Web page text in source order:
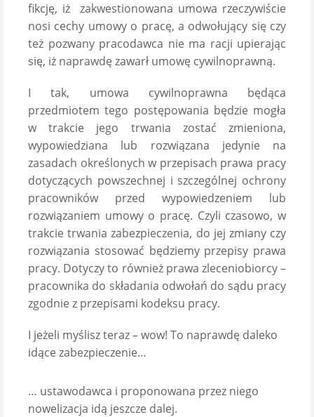
fikcję, iż zakwestionowana umowa rzeczywiście
nosi cechy umowy o pracę, a odwołujący się czy
też pozwany pracodawca nie ma racji upierając
się, iż naprawdę zawarł umowę cywilnoprawną.
I tak, umowa cywilnoprawna będąca
przedmiotem tego postępowania będzie mogła
w trakcie jego trwania zostać zmieniona,
wypowiedziana lub rozwiązana jedynie na
zasadach określonych w przepisach prawa pracy
dotyczących powszechnej i szczególnej ochrony
pracowników przed wypowiedzeniem lub
rozwiązaniem umowy o pracę. Czyli czasowo, w
trakcie trwania zabezpieczenia, do jej zmiany czy
rozwiązania stosować będziemy przepisy prawa
pracy. Dotyczy to również prawa zleceniobiorcy –
pracownika do składania odwołań do sądu pracy
zgodnie z przepisami kodeksu pracy.
I jeżeli myślisz teraz – wow! To naprawdę daleko
idące zabezpieczenie…
… ustawodawca i proponowana przez niego
nowelizacja idą jeszcze dalej.